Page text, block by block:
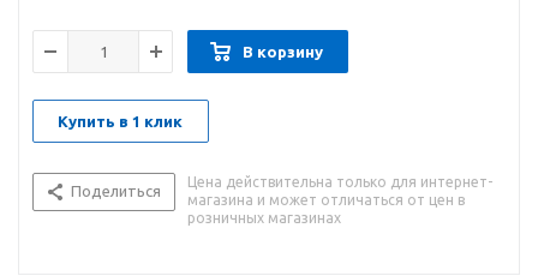
В корзину
Купить в 1 клик
Поделиться
Цена действительна только для интернет-
магазина и может отличаться от цен в
розничных магазинах